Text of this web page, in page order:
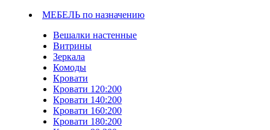
МЕБЕЛЬ по назначению
Вешалки настенные
Витрины
Зеркала
Комоды
Кровати
Кровати 120:200
Кровати 140:200
Кровати 160:200
Кровати 180:200